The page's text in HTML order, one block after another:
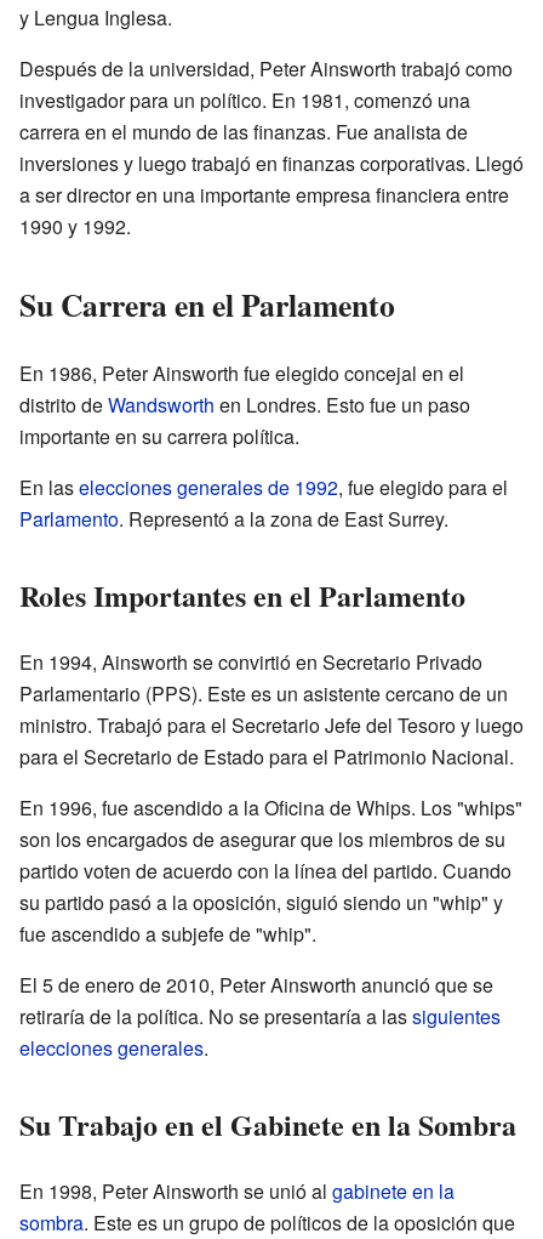
y Lengua Inglesa.
Después de la universidad, Peter Ainsworth trabajó como
investigador para un político. En 1981, comenzó una
carrera en el mundo de las finanzas. Fue analista de
inversiones y luego trabajó en finanzas corporativas. Llegó
a ser director en una importante empresa financiera entre
1990 y 1992.
Su Carrera en el Parlamento
En 1986, Peter Ainsworth fue elegido concejal en el
distrito deWandsworth en Londres. Esto fue un paso
importante en su carrera política.
En laselecciones generales de 1992, fue elegido para el
Parlamento. Representó a la zona de East Surrey.
Roles Importantes en el Parlamento
En 1994, Ainsworth se convirtió en Secretario Privado
Parlamentario (PPS). Este es un asistente cercano de un
ministro. Trabajó para el Secretario Jefe del Tesoro y luego
para el Secretario de Estado para el Patrimonio Nacional.
En 1996, fue ascendido a la Oficina de Whips. Los "whips"
son los encargados de asegurar que los miembros de su
partido voten de acuerdo con la línea del partido. Cuando
su partido pasó a la oposición, siguió siendo un "whip" y
fue ascendido a subjefe de "whip".
El 5 de enero de 2010, Peter Ainsworth anunció que se
retiraría de la política. No se presentaría a lassiguientes
elecciones generales.
Su Trabajo en el Gabinete en la Sombra
En 1998, Peter Ainsworth se unió al gabinete en la
sombra. Este es un grupo de políticos de la oposición que